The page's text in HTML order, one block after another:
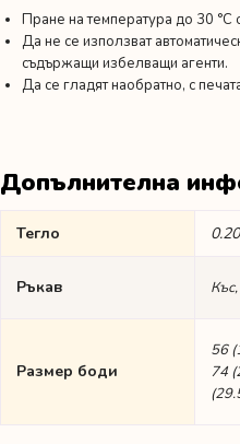
Пране на температура до 30 °C
Да не се използват
съдържащи избелващи агенти.
Да се гладят наобратно, с
Допълнителна
Тегло
Ръкав
Размер боди
56
74